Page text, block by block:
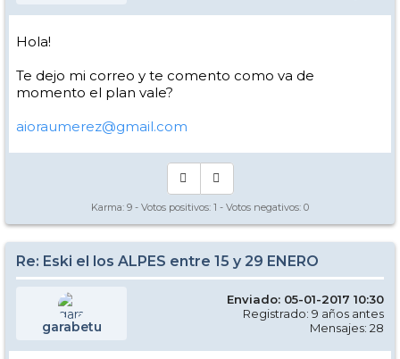
Hola!
Te dejo mi correo y te comento como va de
momento el plan vale?
aioraumerez@gmail.com
Karma: 9 - Votos positivos: 1 - Votos negativos: 0
Re: Eski el los ALPES entre 15 y 29 ENERO
garabetu
Enviado: 05-01-2017 10:30
Registrado: 9 años antes
Mensajes: 28